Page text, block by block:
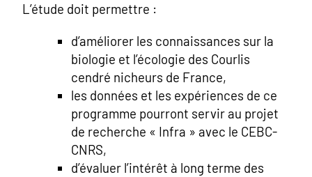
L’étude doit permettre :
d’améliorer les connaissances sur la
biologie et l’écologie des Courlis
cendré nicheurs de France,
les données et les expériences de ce
programme pourront servir au projet
de recherche « Infra » avec le CEBC-
CNRS,
d’évaluer l’intérêt à long terme des